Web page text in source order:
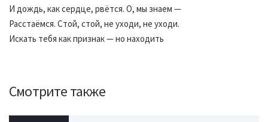
И дождь, как сердце, рвётся. О, мы знаем —
Расстаёмся. Стой, стой, не уходи, не уходи.
Искать тебя как признак — но находить
Смотрите также